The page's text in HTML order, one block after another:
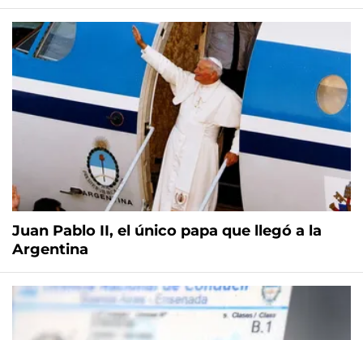
Juan Pablo II, el único papa que llegó a la
Argentina